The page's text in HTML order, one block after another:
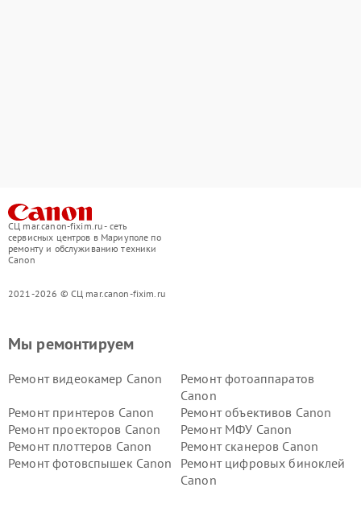
СЦ mar.canon-fixim.ru - сеть
сервисных центров в Мариуполе по
ремонту и обслуживанию техники
Canon
2021-2026 © СЦ mar.canon-fixim.ru
Мы ремонтируем
Ремонт видеокамер Canon
Ремонт фотоаппаратов
Canon
Ремонт принтеров Canon
Ремонт объективов Canon
Ремонт проекторов Canon
Ремонт МФУ Canon
Ремонт плоттеров Canon
Ремонт сканеров Canon
Ремонт фотовспышек Canon
Ремонт цифровых биноклей
Canon